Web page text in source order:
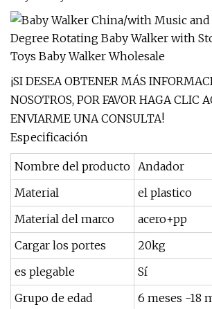
¡SI DESEA OBTENER MÁS
NOSOTROS, POR FAVOR HAGA CLIC
ENVIARME UNA CONSULTA!
Especificación
Nombre del producto Andador
Material
el plastico
Material del marco
acero+pp
Cargar los portes
20kg
es plegable
Sí
Grupo de edad
6 meses -18